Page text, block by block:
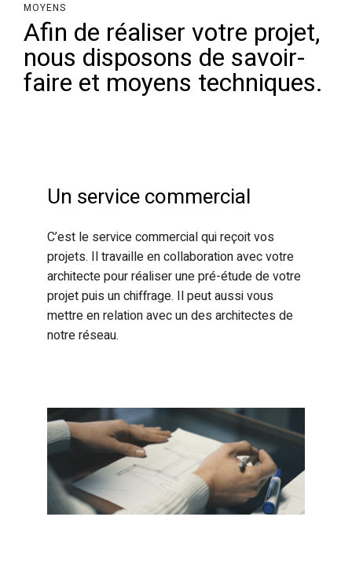
MOYENS
Afin de réaliser votre projet,
nous disposons de savoir-
faire et moyens techniques.
Un service commercial
C’est le service commercial qui reçoit vos
projets. Il travaille en collaboration avec votre
architecte pour réaliser une pré-étude de votre
projet puis un chiffrage. Il peut aussi vous
mettre en relation avec un des architectes de
notre réseau.